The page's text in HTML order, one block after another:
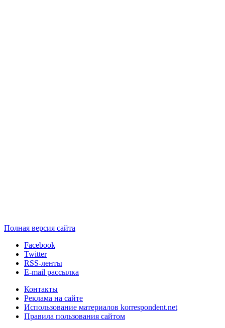
Полная версия сайта
Facebook
Twitter
RSS-ленты
E-mail рассылка
Контакты
Реклама на сайте
Использование материалов korrespondent.net
Правила пользования сайтом